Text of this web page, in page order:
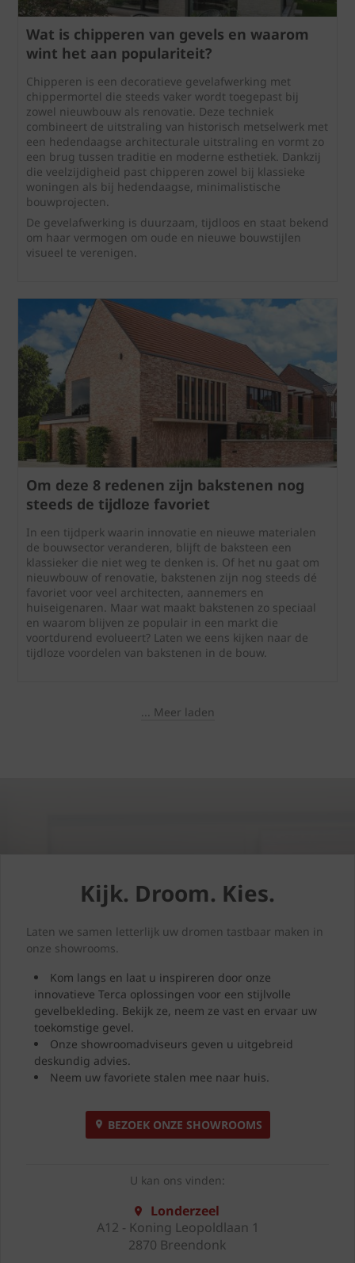
Wat is chipperen van gevels en waarom
wint het aan populariteit?
Chipperen is een decoratieve gevelafwerking met
chippermortel die steeds vaker wordt toegepast bij
zowel nieuwbouw als renovatie. Deze techniek
combineert de uitstraling van historisch metselwerk met
een hedendaagse architecturale uitstraling en vormt zo
een brug tussen traditie en moderne esthetiek. Dankzij
die veelzijdigheid past chipperen zowel bij klassieke
woningen als bij hedendaagse, minimalistische
bouwprojecten.
De gevelafwerking is duurzaam, tijdloos en staat bekend
om haar vermogen om oude en nieuwe bouwstijlen
visueel te verenigen.
Om deze 8 redenen zijn bakstenen nog
steeds de tijdloze favoriet
In een tijdperk waarin innovatie en nieuwe materialen
de bouwsector veranderen, blijft de baksteen een
klassieker die niet weg te denken is. Of het nu gaat om
nieuwbouw of renovatie, bakstenen zijn nog steeds dé
favoriet voor veel architecten, aannemers en
huiseigenaren. Maar wat maakt bakstenen zo speciaal
en waarom blijven ze populair in een markt die
voortdurend evolueert? Laten we eens kijken naar de
tijdloze voordelen van bakstenen in de bouw.
... Meer laden
Kijk. Droom. Kies.
Laten we samen letterlijk uw dromen tastbaar maken in
onze showrooms.
Kom langs en laat u inspireren door onze
innovatieve Terca oplossingen voor een stijlvolle
gevelbekleding. Bekijk ze, neem ze vast en ervaar uw
toekomstige gevel.
Onze showroomadviseurs geven u uitgebreid
deskundig advies.
Neem uw favoriete stalen mee naar huis.
BEZOEK ONZE SHOWROOMS
U kan ons vinden:
Londerzeel
A12 - Koning Leopoldlaan 1
2870 Breendonk